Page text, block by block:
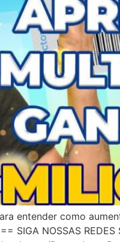
entender como
NOSSAS REDES